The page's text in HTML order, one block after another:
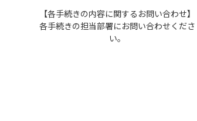
【各手続きの内容に関するお問い合わせ】
各手続きの担当部署にお問い合わせくださ
い。